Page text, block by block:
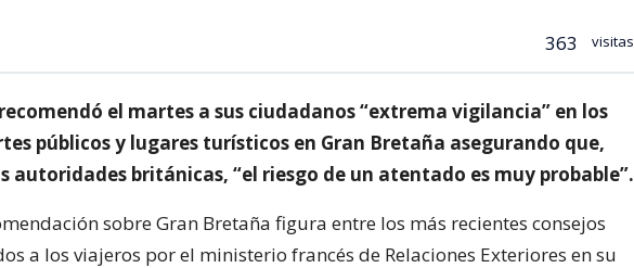
363 visitas
el martes a sus ciudadanos “extrema vigilancia” en los
públicos y lugares turísticos en Gran Bretaña asegurando que,
autoridades británicas, “el riesgo de un atentado es muy probable”.
sobre Gran Bretaña figura entre los más recientes consejos
a los viajeros por el ministerio francés de Relaciones Exteriores en su